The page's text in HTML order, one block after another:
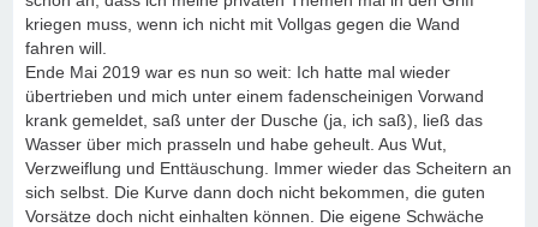
kriegen muss, wenn ich nicht mit Vollgas gegen die Wand
fahren will.
Ende Mai 2019 war es nun so weit: Ich hatte mal wieder
übertrieben und mich unter einem fadenscheinigen Vorwand
krank gemeldet, saß unter der Dusche (ja, ich saß), ließ das
Wasser über mich prasseln und habe geheult. Aus Wut,
Verzweiflung und Enttäuschung. Immer wieder das Scheitern an
sich selbst. Die Kurve dann doch nicht bekommen, die guten
Vorsätze doch nicht einhalten können. Die eigene Schwäche